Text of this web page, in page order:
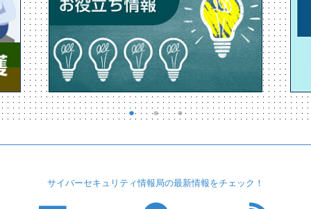
サイバーセキュリティ情報局の最新情報をチェック！